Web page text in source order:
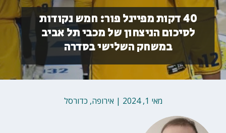
40 דקות מפיינל פור: חמש נקודות
לסיכום הניצחון של מכבי תל אביב
במשחק השלישי בסדרה
מאי 1, 2024 | אירופה, כדורסל